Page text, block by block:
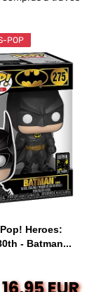
POP
Heroes:
- Batman...